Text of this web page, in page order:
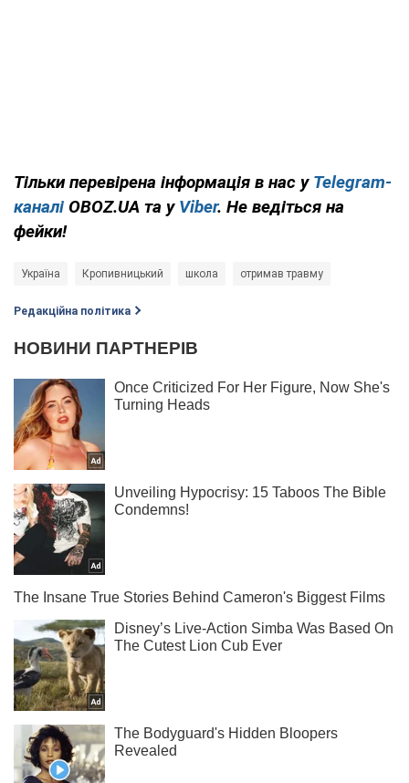
Тільки перевірена інформація в нас у Telegram-
каналі OBOZ.UA та у Viber. Не ведіться на
фейки!
Україна Кропивницький школа отримав травму
Редакційна політика